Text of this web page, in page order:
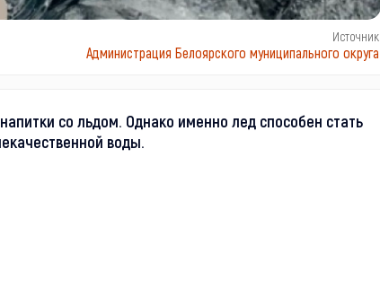
Источник
Администрация Белоярского муниципального округа
со льдом. Однако именно лед способен стать
воды.